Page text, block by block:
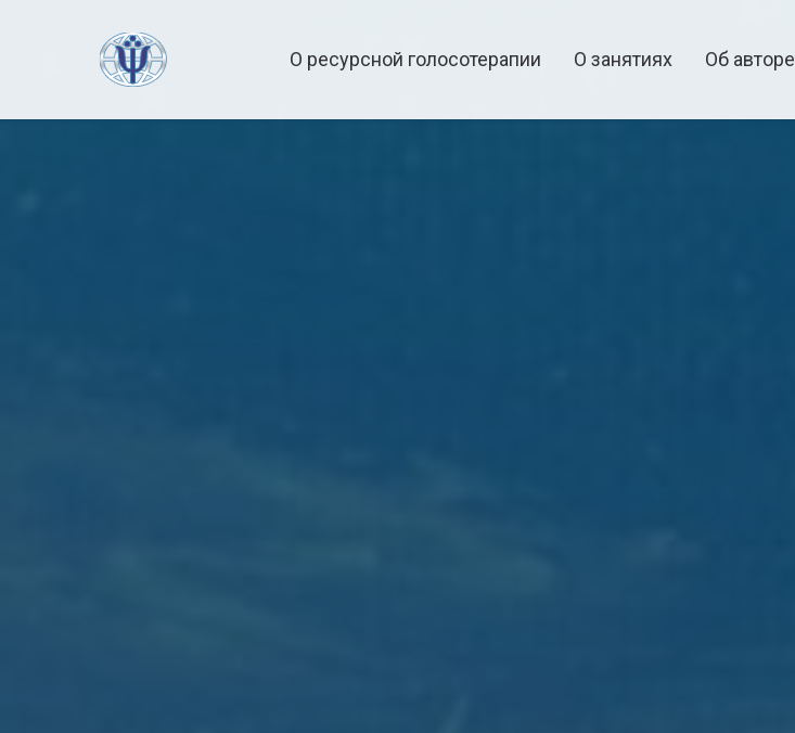
О ресурсной голосотерапии О занятиях Об авторе